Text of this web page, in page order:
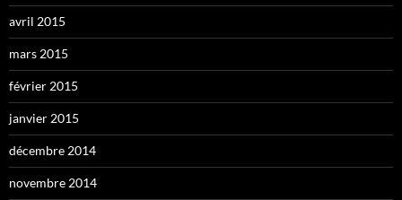
avril 2015
mars 2015
février 2015
janvier 2015
décembre 2014
novembre 2014